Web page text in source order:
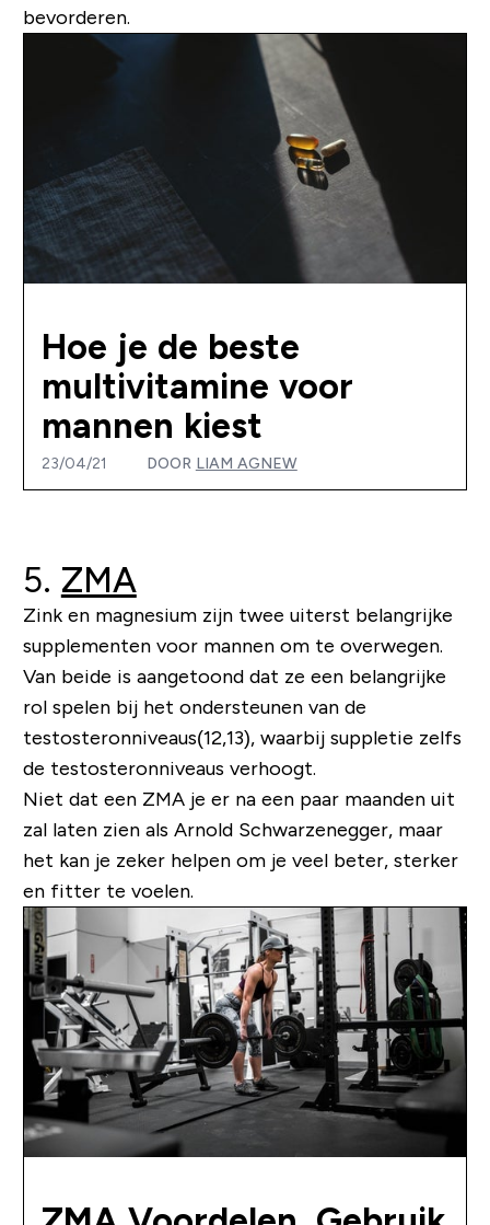
bevorderen.
Hoe je de beste
multivitamine voor
mannen kiest
23/04/21 DOOR LIAM AGNEW
5. ZMA
Zink en magnesium zijn twee uiterst belangrijke
supplementen voor mannen om te overwegen.
Van beide is aangetoond dat ze een belangrijke
rol spelen bij het ondersteunen van de
testosteronniveaus(12,13), waarbij suppletie zelfs
de testosteronniveaus verhoogt.
Niet dat een ZMA je er na een paar maanden uit
zal laten zien als Arnold Schwarzenegger, maar
het kan je zeker helpen om je veel beter, sterker
en fitter te voelen.